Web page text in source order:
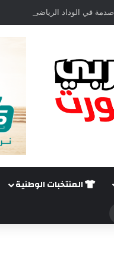
صدمة في الوداد الرياضي..
المنتخبات الوطنية